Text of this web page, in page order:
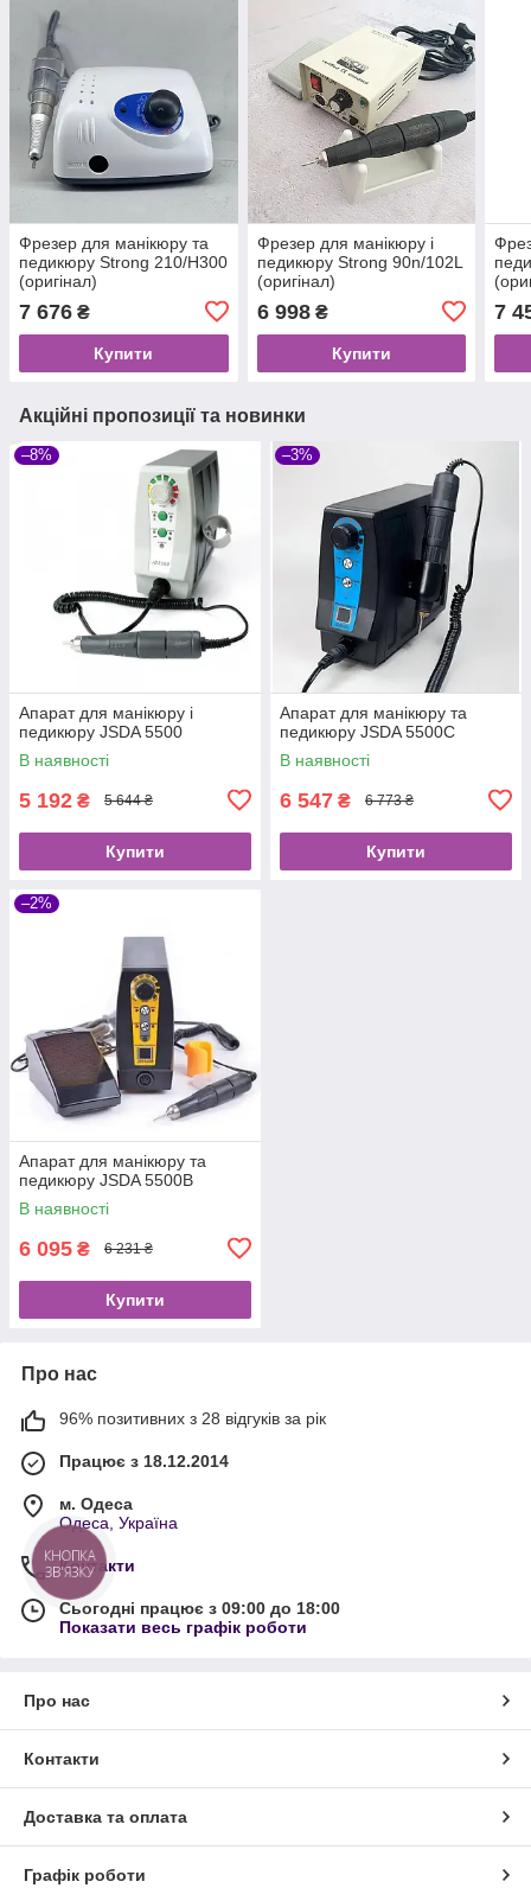
Фрезер для манікюру та
педикюру Strong 210/H300
(оригінал)
7 676 ₴
Купити
Фрезер для манікюру і
педикюру Strong 90n/102L
(оригінал)
6 998₴
Купити
7
Акційні пропозиції та новинки
–8%
Апарат для манікюру і
педикюру JSDA 5500
В наявності
5 192 ₴ 5 644 ₴
Купити
–3%
Апарат для манікюру та
педикюру JSDA 5500C
В наявності
6 547 ₴ 6 773 ₴
Купити
–2%
Апарат для манікюру та
педикюру JSDA 5500В
В наявності
6 095 ₴ 6 231 ₴
Купити
Про нас
96% позитивних з 28 відгуків за рік
Працює з 18.12.2014
м. Одеса
Одеса, Україна
Контакти
Сьогодні працює з 09:00 до 18:00
Показати весь графік роботи
Про нас
Контакти
Доставка та оплата
Графік роботи
КНОПКА
ЗВ'ЯЗКУ